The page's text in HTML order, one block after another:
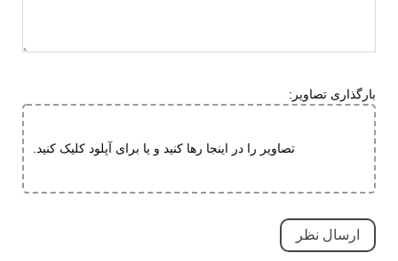
تی پی یو (TPU)
ویژگی های زیره
دارای منافذ برای خروج آب
قابلیت جلوگیری از سر خوردن
ویژگی های
تخصصی
بارگذاری تصاویر:
تصاویر را در اینجا رها کنید و یا برای آپلود کلیک کنید.